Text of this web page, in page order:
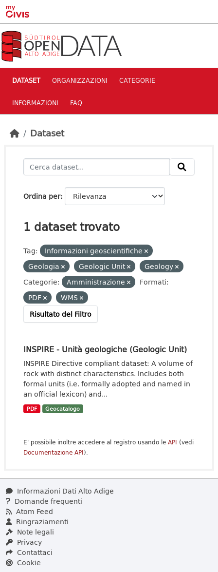
Skip to main content
DATASET ORGANIZZAZIONI CATEGORIE
INFORMAZIONI FAQ
Dataset
Ordina per
1 dataset trovato
Tag:
Informazioni geoscientifiche
Geologia
Geologic Unit
Geology
Categorie:
Amministrazione
Formati:
PDF
WMS
Risultato del Filtro
INSPIRE - Unità geologiche (Geologic Unit)
INSPIRE Directive compliant dataset: A volume of
rock with distinct characteristics. Includes both
formal units (i.e. formally adopted and named in
an official lexicon) and...
PDF Geocatalogo
E' possibile inoltre accedere al registro usando le API (vedi
Documentazione API).
Informazioni Dati Alto Adige
Domande frequenti
Atom Feed
Ringraziamenti
Note legali
Privacy
Contattaci
Cookie